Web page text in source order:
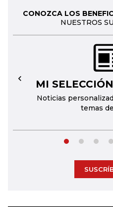
CONOZCA LOS
NUESTROS
MI
Noticias
temas
←